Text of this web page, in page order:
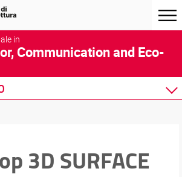
in
Communication and Eco-
3D SURFACE